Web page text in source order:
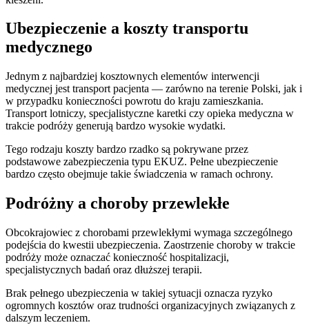
Ubezpieczenie a koszty transportu
medycznego
Jednym z najbardziej kosztownych elementów interwencji
medycznej jest transport pacjenta — zarówno na terenie Polski, jak i
w przypadku konieczności powrotu do kraju zamieszkania.
Transport lotniczy, specjalistyczne karetki czy opieka medyczna w
trakcie podróży generują bardzo wysokie wydatki.
Tego rodzaju koszty bardzo rzadko są pokrywane przez
podstawowe zabezpieczenia typu EKUZ. Pełne ubezpieczenie
bardzo często obejmuje takie świadczenia w ramach ochrony.
Podróżny a choroby przewlekłe
Obcokrajowiec z chorobami przewlekłymi wymaga szczególnego
podejścia do kwestii ubezpieczenia. Zaostrzenie choroby w trakcie
podróży może oznaczać konieczność hospitalizacji,
specjalistycznych badań oraz dłuższej terapii.
Brak pełnego ubezpieczenia w takiej sytuacji oznacza ryzyko
ogromnych kosztów oraz trudności organizacyjnych związanych z
dalszym leczeniem.